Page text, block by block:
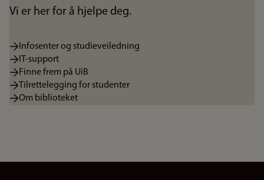
Vi er her for å hjelpe deg.
Infosenter og studieveiledning
IT-support
Finne frem på UiB
Tilrettelegging for studenter
Om biblioteket